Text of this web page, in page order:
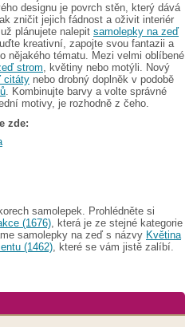
designu je povrch stěn, který dává
zničit jejich fádnost a oživit interiér
plánujete nalepit samolepky na zeď
kreativní, zapojte svou fantazii a
nějakého tématu. Mezi velmi oblíbené
strom , květiny nebo motýli. Nový
citáty nebo drobný doplněk v podobě
. Kombinujte barvy a volte správné
motivy, je rozhodně z čeho.
zde:
samolepek. Prohlédněte si
(1676) , která je ze stejné kategorie
samolepky na zeď s názvy Květina
(1462) , které se vám jistě zalíbí.